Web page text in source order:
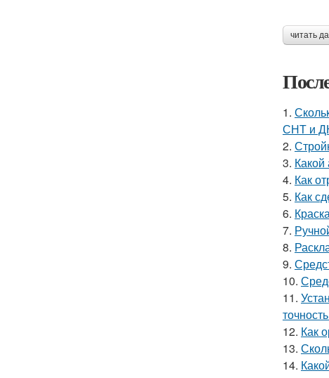
читать
1.
СНТ и
2.
3.
4. Как
5. Как
6.
7.
8.
9.
10.
11.
12. Как
13.
14.